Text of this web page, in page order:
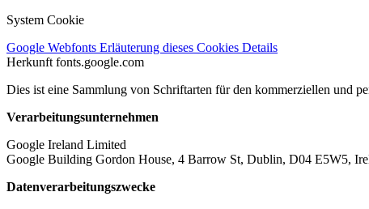
System Cookie
Google Webfonts Erläuterung dieses Cookies Details
Herkunft fonts.google.com
Dies ist eine Sammlung von Schriftarten für den kommerziellen und
Verarbeitungsunternehmen
Google Ireland Limited
Google Building Gordon House, 4 Barrow St, Dublin, D04 E5W5,
Datenverarbeitungszwecke